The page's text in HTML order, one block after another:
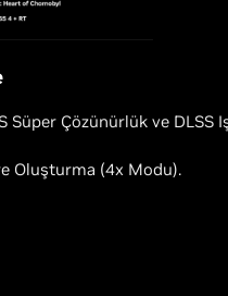
Süper Çözünürlük ve DLSS
Oluşturma (4x Modu).